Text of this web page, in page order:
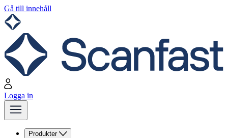
Gå till innehåll
Logga in
Produkter